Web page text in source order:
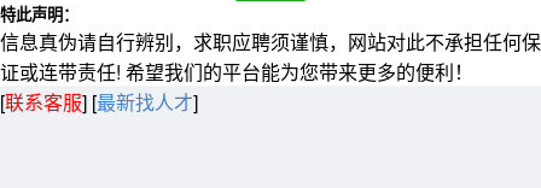
特此声明：
信息真伪请自行辨别，求职应聘须谨慎，网站对此不承担任何保
证或连带责任! 希望我们的平台能为您带来更多的便利！
[联系客服] [最新找人才]